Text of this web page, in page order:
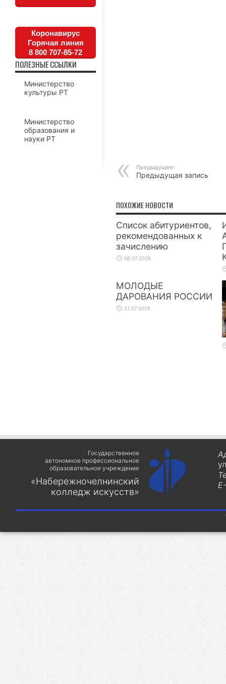
Предыдущее:
Предыдущая запись
ПОХОЖИЕ НОВОСТИ
Список абитуриентов,
рекомендованных к
зачислению
06.07.2026
МОЛОДЫЕ
ДАРОВАНИЯ РОССИИ
21.07.2026
Коронавирус
Горячая линия
8 800 707-85-72
ПОЛЕЗНЫЕ ССЫЛКИ
Министерство
культуры РТ
Министерство
образования и
науки РТ
Государственное
автономное профессиональное
образовательное учреждение
«Набережночелнинский
колледж искусств»